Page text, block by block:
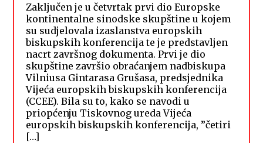
Zaključen je u četvrtak prvi dio Europske
kontinentalne sinodske skupštine u kojem
su sudjelovala izaslanstva europskih
biskupskih konferencija te je predstavljen
nacrt završnog dokumenta. Prvi je dio
skupštine završio obraćanjem nadbiskupa
Vilniusa Gintarasa Grušasa, predsjednika
Vijeća europskih biskupskih konferencija
(CCEE). Bila su to, kako se navodi u
priopćenju Tiskovnog ureda Vijeća
europskih biskupskih konferencija, ”četiri
[…]